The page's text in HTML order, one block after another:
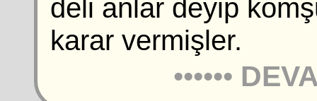
deli anlar deyip
karar vermişler.
••••••